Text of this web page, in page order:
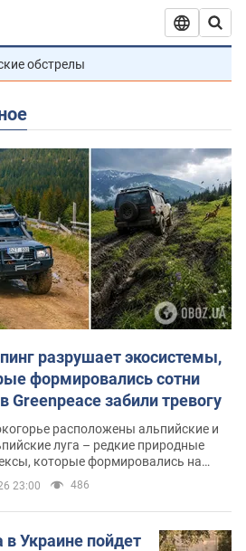
обстрелы
разрушает экосистемы,
формировались сотни
Greenpeace забили тревогу
расположены альпийские и
луга – редкие природные
которые формировались на
сотен лет
23:00 486
Украине пойдет